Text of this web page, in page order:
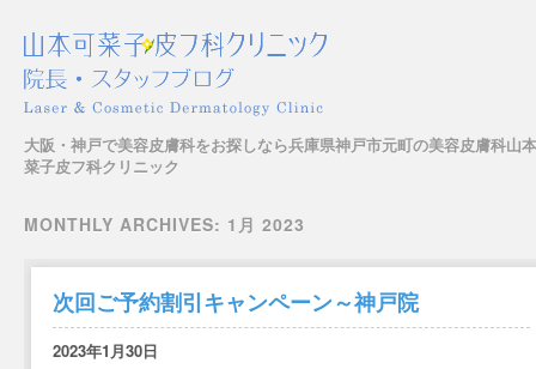
大阪・神戸で美容皮膚科をお探しなら兵庫県神戸市元町の美容皮膚科山
菜子皮フ科クリニック
MONTHLY ARCHIVES: 1月 2023
次回ご予約割引キャンペーン～神戸院
2023年1月30日